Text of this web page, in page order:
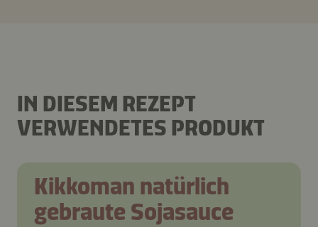
IN DIESEM REZEPT
VERWENDETES PRODUKT
Kikkoman natürlich
gebraute Sojasauce